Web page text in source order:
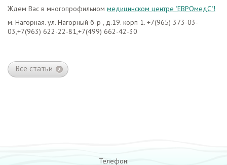
Ждем Вас в многопрофильном медицинском центре "ЕВРОмедС"!
м. Нагорная. ул. Нагорный б-р , д.19. корп 1. +7(965) 373-03-
03,+7(963) 622-22-81,+7(499) 662-42-30
Все статьи
Телефон: